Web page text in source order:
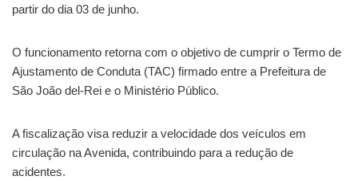
partir do dia 03 de junho.
O funcionamento retorna com o objetivo de cumprir o Termo de
Ajustamento de Conduta (TAC) firmado entre a Prefeitura de
São João del-Rei e o Ministério Público.
A fiscalização visa reduzir a velocidade dos veículos em
circulação na Avenida, contribuindo para a redução de
acidentes.